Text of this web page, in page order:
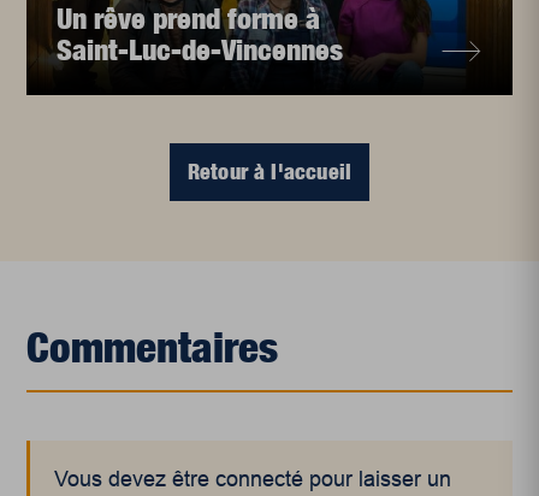
Un rêve prend forme à
Saint-Luc-de-Vincennes
Retour à l'accueil
Commentaires
Vous devez être connecté pour laisser un